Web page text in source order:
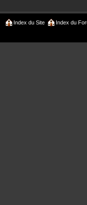
Index du Site Index du